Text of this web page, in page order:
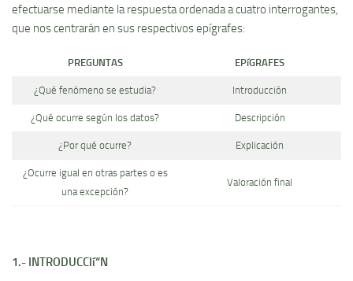
efectuarse mediante la respuesta ordenada a cuatro interrogantes,
que nos centrarán en sus respectivos epí­grafes:
PREGUNTAS EPíGRAFES
¿Qué fenómeno se estudia? Introducción
¿Qué ocurre según los datos? Descripción
¿Por qué ocurre? Explicación
¿Ocurre igual en otras partes o es
una excepción?
Valoración final
1.- INTRODUCCIí“N